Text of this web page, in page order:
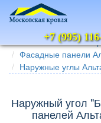
+7 (995)
Главная Каталог
Фасадные панели
Наружные углы
Наружный угол
панелей